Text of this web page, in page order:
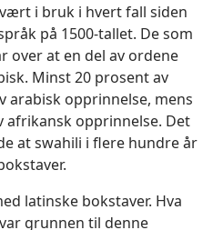
i bruk i hvert fall siden
på 1500-tallet. De som
over at en del av ordene
Minst 20 prosent av
arabisk opprinnelse, mens
afrikansk opprinnelse. Det
at swahili i flere hundre år
latinske bokstaver. Hva
grunnen til denne